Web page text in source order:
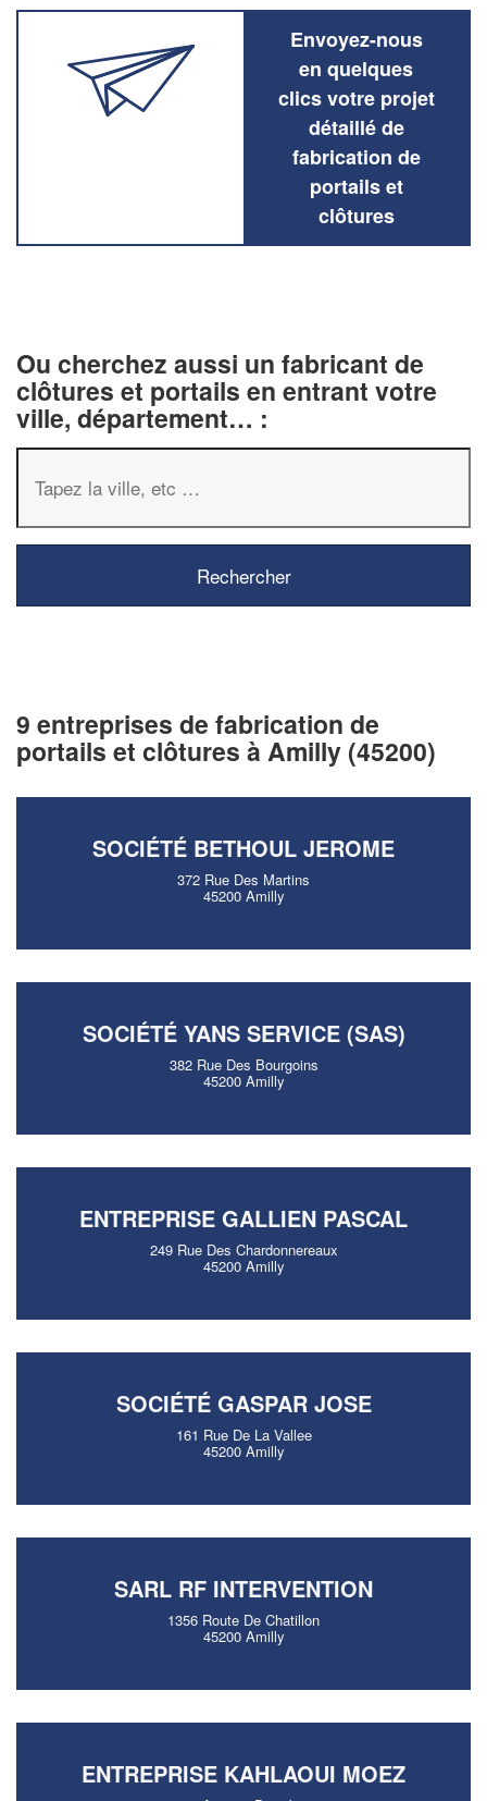
Envoyez-nous
en quelques
clics votre projet
détaillé de
fabrication de
portails et
clôtures
Ou cherchez aussi un fabricant de
clôtures et portails en entrant votre
ville, département… :
9 entreprises de fabrication de
portails et clôtures à Amilly (45200)
SOCIÉTÉ BETHOUL JEROME
372 Rue Des Martins
45200 Amilly
SOCIÉTÉ YANS SERVICE (SAS)
382 Rue Des Bourgoins
45200 Amilly
ENTREPRISE GALLIEN PASCAL
249 Rue Des Chardonnereaux
45200 Amilly
SOCIÉTÉ GASPAR JOSE
161 Rue De La Vallee
45200 Amilly
SARL RF INTERVENTION
1356 Route De Chatillon
45200 Amilly
ENTREPRISE KAHLAOUI MOEZ